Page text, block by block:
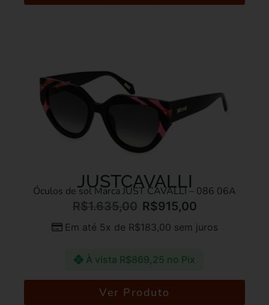
JUSTCAVALLI
Óculos de sol Marca JUST CAVALLI – 086 06A
R$1.635,00 R$915,00
Em até 5x de R$183,00 sem juros
À vista R$869,25 no Pix
Ver Produto